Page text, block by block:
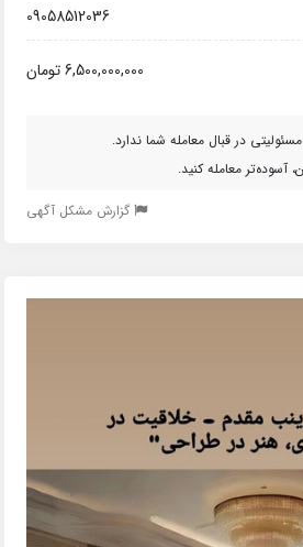
09058512036
6,500,000,000 تومان
در قبال معامله شما ندارد.
آسوده‌تر معامله کنید.
گزارش مشکل آگهی